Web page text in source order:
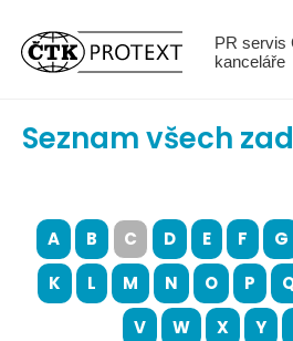
PR servis
kanceláře
Seznam všech
A B C D E F G
K
L M N O P
V
W X Y